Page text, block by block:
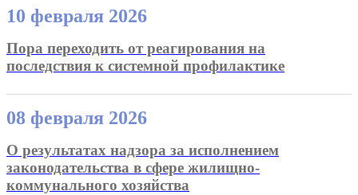
10 февраля 2026
Пора переходить от реагирования на
последствия к системной профилактике
08 февраля 2026
О результатах надзора за исполнением
законодательства в сфере жилищно-
коммунального хозяйства